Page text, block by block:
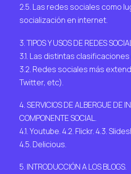
2.5. Las redes sociales como
socialización en internet.
3. TIPOS Y USOS DE REDES
3.1. Las distintas
3.2. Redes sociales más
Twitter, etc).
4. SERVICIOS DE ALBERGUE DE
COMPONENTE SOCIAL.
4.1. Youtube. 4.2. Flickr. 4.3.
4.5. Delicious.
5. INTRODUCCIÓN A LOS BLOGS.